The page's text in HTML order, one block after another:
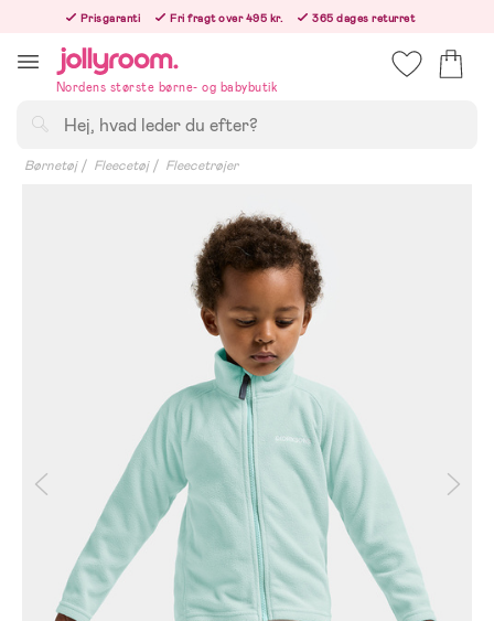
innehållet
Prisgaranti Fri fragt over 495 kr.
365 dages returret
Nordens største børne- og babybutik
Børnetøj Fleecetøj Fleecetrøjer